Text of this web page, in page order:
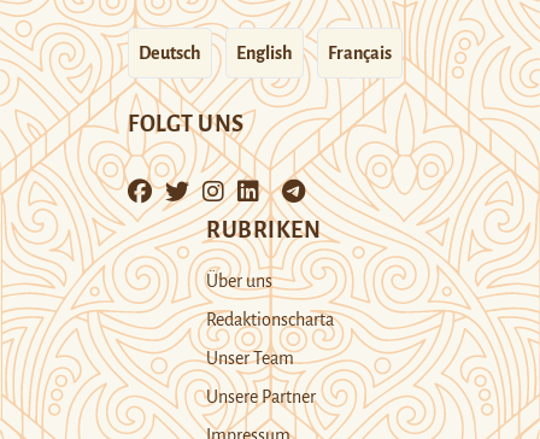
Deutsch English Français
FOLGT UNS
RUBRIKEN
Über uns
Redaktionscharta
Unser Team
Unsere Partner